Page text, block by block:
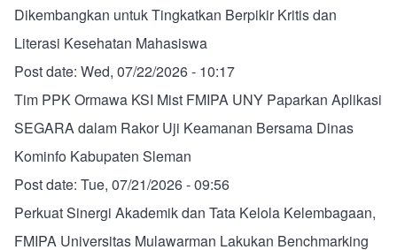
Dikembangkan untuk Tingkatkan Berpikir Kritis dan
Literasi Kesehatan Mahasiswa
Post date: Wed, 07/22/2026 - 10:17
Tim PPK Ormawa KSI Mist FMIPA UNY Paparkan Aplikasi
SEGARA dalam Rakor Uji Keamanan Bersama Dinas
Kominfo Kabupaten Sleman
Post date: Tue, 07/21/2026 - 09:56
Perkuat Sinergi Akademik dan Tata Kelola Kelembagaan,
FMIPA Universitas Mulawarman Lakukan Benchmarking